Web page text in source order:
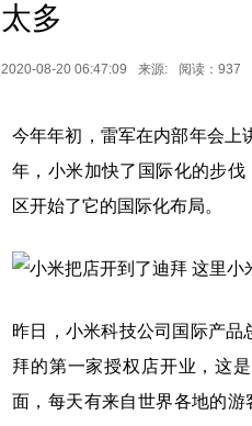
太多
2020-08-20 06:47:09 来源: 阅读：937
今年年初，雷军在内部年会上
年，小米加快了国际化的步
区开始了它的国际化布局。
昨日，小米科技公司国际产品
拜的第一家授权店开业，这
面，每天有来自世界各地的